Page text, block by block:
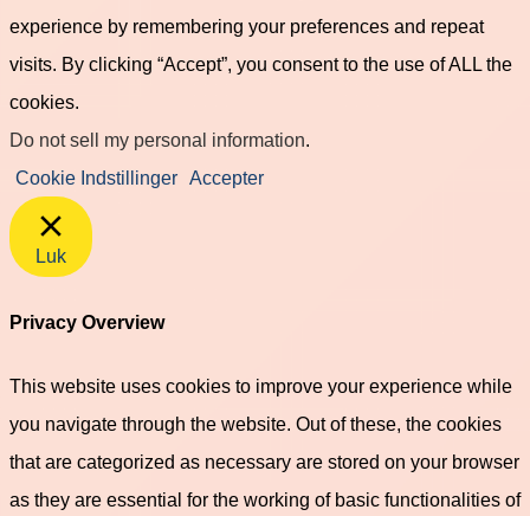
experience by remembering your preferences and repeat
visits. By clicking “Accept”, you consent to the use of ALL the
cookies.
Do not sell my personal information.
Cookie Indstillinger Accepter
Luk
Privacy Overview
This website uses cookies to improve your experience while
you navigate through the website. Out of these, the cookies
that are categorized as necessary are stored on your browser
as they are essential for the working of basic functionalities of